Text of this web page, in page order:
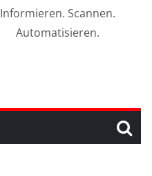
Informieren. Scannen.
Automatisieren.